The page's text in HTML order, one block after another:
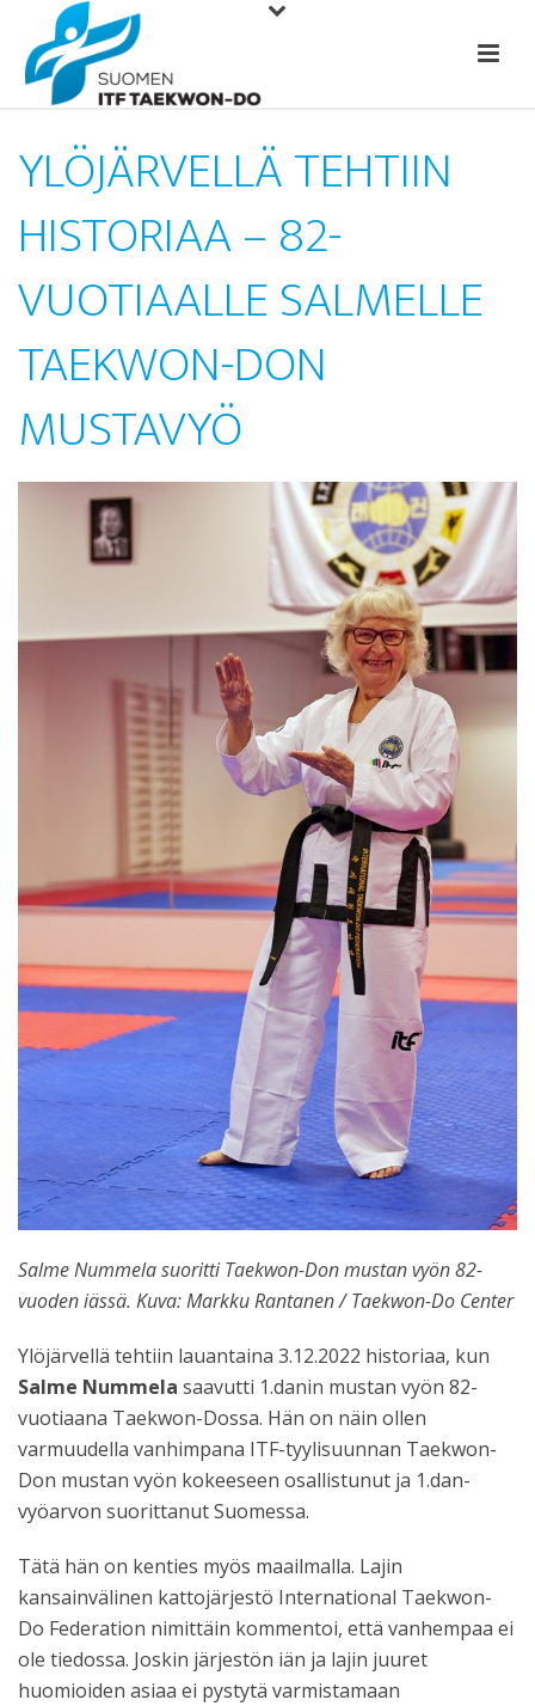
YLÖJÄRVELLÄ TEHTIIN
HISTORIAA – 82-
VUOTIAALLE SALMELLE
TAEKWON-DON
MUSTAVYÖ
Salme Nummela suoritti Taekwon-Don mustan vyön 82-
vuoden iässä. Kuva: Markku Rantanen / Taekwon-Do Center
Ylöjärvellä tehtiin lauantaina 3.12.2022 historiaa, kun
Salme Nummela saavutti 1.danin mustan vyön 82-
vuotiaana Taekwon-Dossa. Hän on näin ollen
varmuudella vanhimpana ITF-tyylisuunnan Taekwon-
Don mustan vyön kokeeseen osallistunut ja 1.dan-
vyöarvon suorittanut Suomessa.
Tätä hän on kenties myös maailmalla. Lajin
kansainvälinen kattojärjestö International Taekwon-
Do Federation nimittäin kommentoi, että vanhempaa ei
ole tiedossa. Joskin järjestön iän ja lajin juuret
huomioiden asiaa ei pystytä varmistamaan